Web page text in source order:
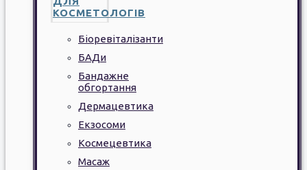
КОСМЕТОЛОГІВ
Біоревіталізанти
БАДи
Бандажне
обгортання
Дермацевтика
Екзосоми
Космецевтика
Масаж